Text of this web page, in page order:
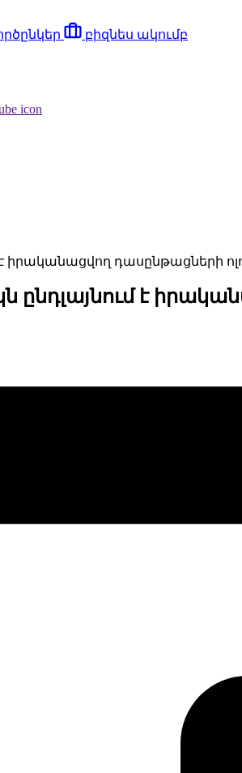
բիզնես ակումբ
իրականացվող դասընթացների
ընդլայնում է